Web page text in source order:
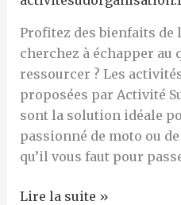
Profitez des bienfaits de
cherchez à échapper au
ressourcer ? Les
proposées par Activité
sont la solution idéale
passionné de moto ou
qu’il vous faut pour
pour
votre
bien-
être
Lire la suite »